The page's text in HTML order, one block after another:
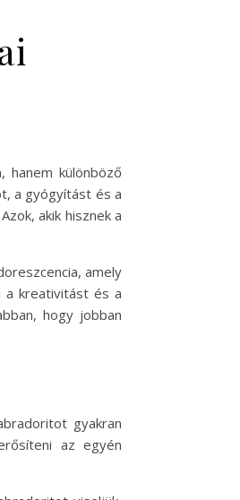
hanem különböző
a gyógyítást és a
akik hisznek a
amely
a kreativitást és a
hogy jobban
gyakran
az egyén